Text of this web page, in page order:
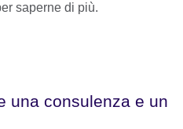
saperne di più.
una consulenza e un